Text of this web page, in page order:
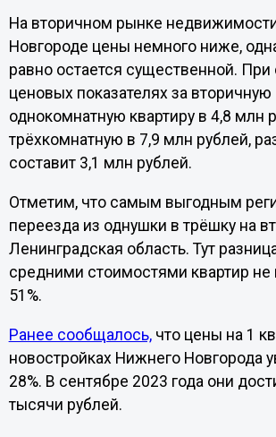
На вторичном рынке
Новгороде цены немного ниже,
равно остается существенной. При
ценовых показателях за вторичную
однокомнатную квартиру в 4,8 млн
трёхкомнатную в 7,9 млн рублей,
составит 3,1 млн рублей.
Отметим, что самым выгодным
переезда из однушки в трёшку на
Ленинградская область. Тут
средними стоимостями квартир
51%.
Ранее сообщалось,что цены на 1
новостройках Нижнего Новгорода
28%. В сентябре 2023 года они
тысячи рублей.